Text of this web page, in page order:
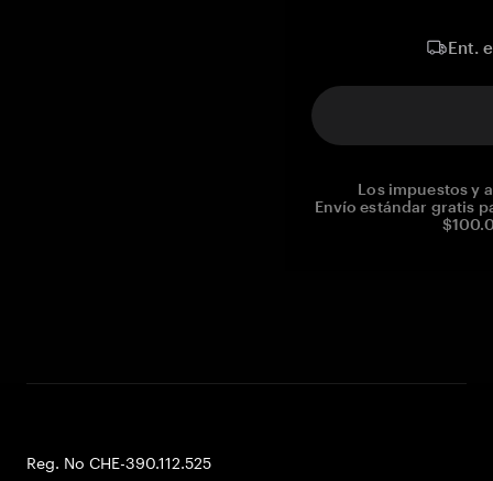
Ent.
Los impuestos y
Envío estándar gratis
Reg. No CHE-390.112.525